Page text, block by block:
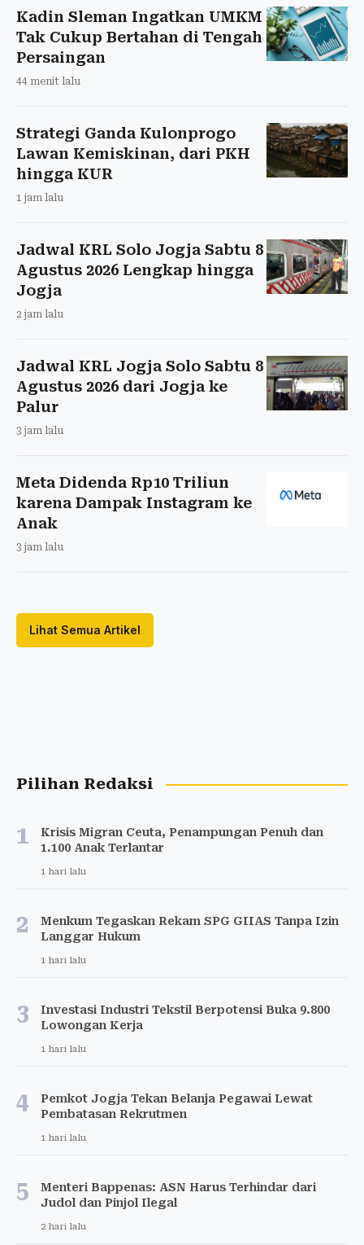
Kadin Sleman Ingatkan UMKM
Tak Cukup Bertahan di Tengah
Persaingan
44 menit lalu
Strategi Ganda Kulonprogo
Lawan Kemiskinan, dari PKH
hingga KUR
1 jam lalu
Jadwal KRL Solo Jogja Sabtu 8
Agustus 2026 Lengkap hingga
Jogja
2 jam lalu
Jadwal KRL Jogja Solo Sabtu 8
Agustus 2026 dari Jogja ke
Palur
3 jam lalu
Meta Didenda Rp10 Triliun
karena Dampak Instagram ke
Anak
3 jam lalu
Lihat Semua Artikel
Pilihan Redaksi
1
Krisis Migran Ceuta, Penampungan Penuh dan
1.100 Anak Terlantar
1 hari lalu
2
Menkum Tegaskan Rekam SPG GIIAS Tanpa Izin
Langgar Hukum
1 hari lalu
3
Investasi Industri Tekstil Berpotensi Buka 9.800
Lowongan Kerja
1 hari lalu
4
Pemkot Jogja Tekan Belanja Pegawai Lewat
Pembatasan Rekrutmen
1 hari lalu
5
Menteri Bappenas: ASN Harus Terhindar dari
Judol dan Pinjol Ilegal
2 hari lalu